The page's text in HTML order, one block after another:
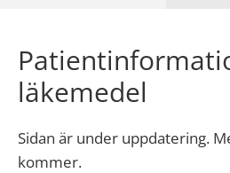
läkemedel
Sidan är under uppdatering.
kommer.